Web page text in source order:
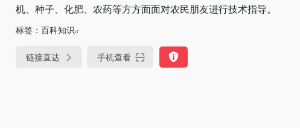
机、种子、化肥、农药等方方面面对农民朋友进行技术指导。
标签： 百科知识
链接直达 手机查看